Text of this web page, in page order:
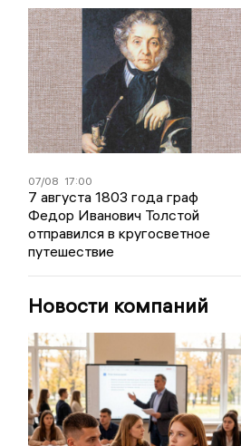
07/08 17:00
7 августа 1803 года граф
Федор Иванович Толстой
отправился в кругосветное
путешествие
Новости компаний